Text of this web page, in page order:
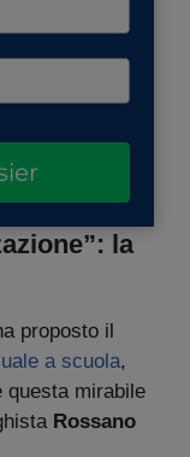
la
proposto il
a scuola,
questa mirabile
Rossano